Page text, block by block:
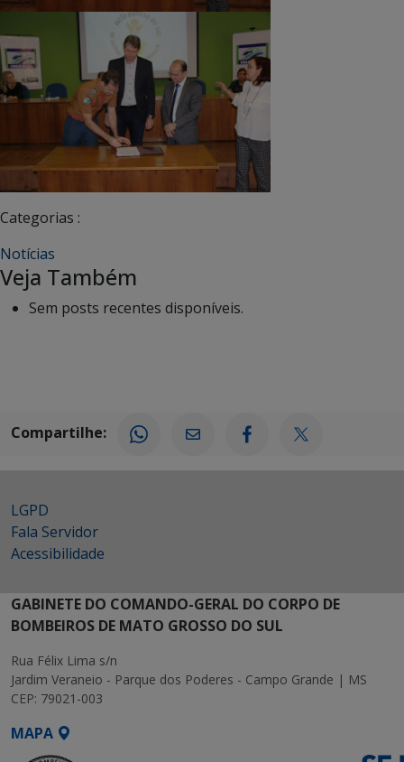
Categorias :
Notícias
Veja Também
Sem posts recentes disponíveis.
Compartilhe:
LGPD
Fala Servidor
Acessibilidade
GABINETE DO COMANDO-GERAL DO CORPO DE
BOMBEIROS DE MATO GROSSO DO SUL
Rua Félix Lima s/n
Jardim Veraneio - Parque dos Poderes - Campo Grande | MS
CEP: 79021-003
MAPA